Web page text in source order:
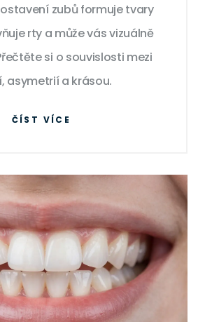
zubů formuje tvary
rty a může vás vizuálně
si o souvislosti mezi
asymetrií a krásou.
ČÍST VÍCE